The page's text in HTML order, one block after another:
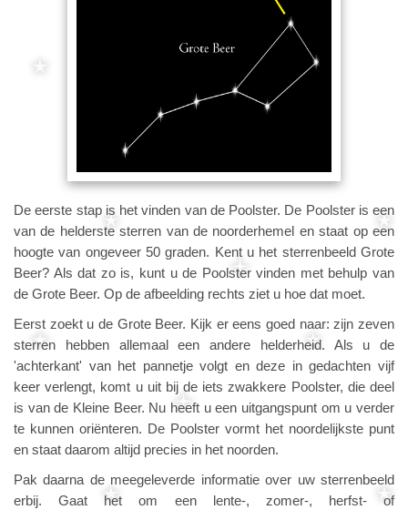
De eerste stap is het vinden van de Poolster. De Poolster is een
van de helderste sterren van de noorderhemel en staat op een
hoogte van ongeveer 50 graden. Kent u het sterrenbeeld Grote
Beer? Als dat zo is, kunt u de Poolster vinden met behulp van
de Grote Beer. Op de afbeelding rechts ziet u hoe dat moet.
Eerst zoekt u de Grote Beer. Kijk er eens goed naar: zijn zeven
sterren hebben allemaal een andere helderheid. Als u de
'achterkant' van het pannetje volgt en deze in gedachten vijf
keer verlengt, komt u uit bij de iets zwakkere Poolster, die deel
is van de Kleine Beer. Nu heeft u een uitgangspunt om u verder
te kunnen oriënteren. De Poolster vormt het noordelijkste punt
en staat daarom altijd precies in het noorden.
Pak daarna de meegeleverde informatie over uw sterrenbeeld
erbij. Gaat het om een lente-, zomer-, herfst- of